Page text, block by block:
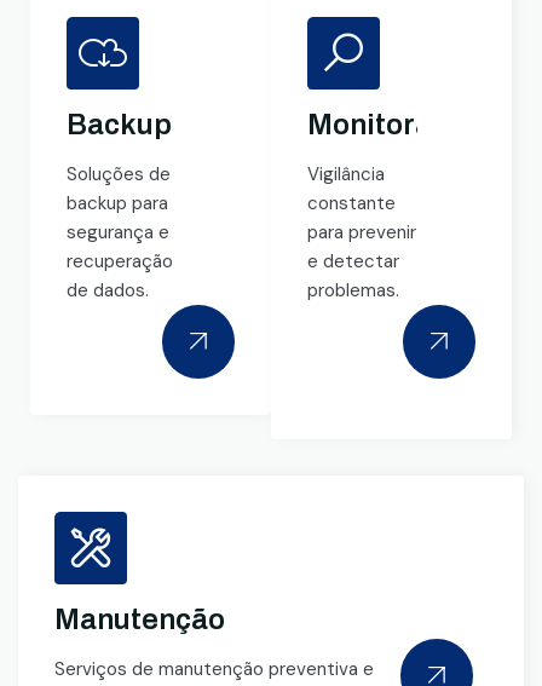
Backup
Soluções de
backup para
segurança e
recuperação
de dados.
Monitoramento
Vigilância
constante
para prevenir
e detectar
problemas.
Manutenção
Serviços de manutenção preventiva e